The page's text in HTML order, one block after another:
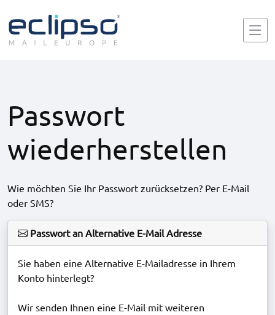
Passwort
wiederherstellen
Wie möchten Sie Ihr Passwort zurücksetzen? Per E-Mail
oder SMS?
Passwort an Alternative E-Mail Adresse
Sie haben eine Alternative E-Mailadresse in Ihrem
Konto hinterlegt?
Wir senden Ihnen eine E-Mail mit weiteren